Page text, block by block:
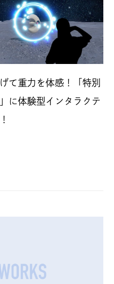
て重力を体感！「特別
に体験型インタラクテ